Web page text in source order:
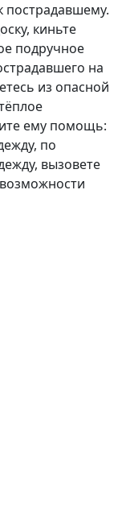
пострадавшему.
киньте
подручное
на
из опасной
ему помощь:
по
вызовете